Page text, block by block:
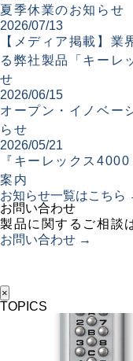
夏季休業のお知らせ
2026/07/13
【メディア掲載】
る弊社製品「キーレ
せ
2026/06/15
オープン・イノベー
らせ
2026/05/21
『キーレックス
案内
お知らせ一覧はこちら
お問い合わせ
製品に関するご相談
お問い合わせ →
×
TOPICS